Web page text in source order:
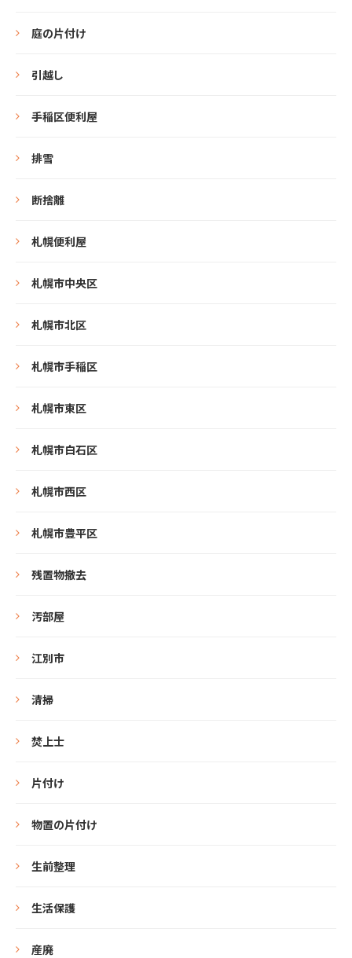
庭の片付け
引越し
手稲区便利屋
排雪
断捨離
札幌便利屋
札幌市中央区
札幌市北区
札幌市手稲区
札幌市東区
札幌市白石区
札幌市西区
札幌市豊平区
残置物撤去
汚部屋
江別市
清掃
焚上士
片付け
物置の片付け
生前整理
生活保護
産廃